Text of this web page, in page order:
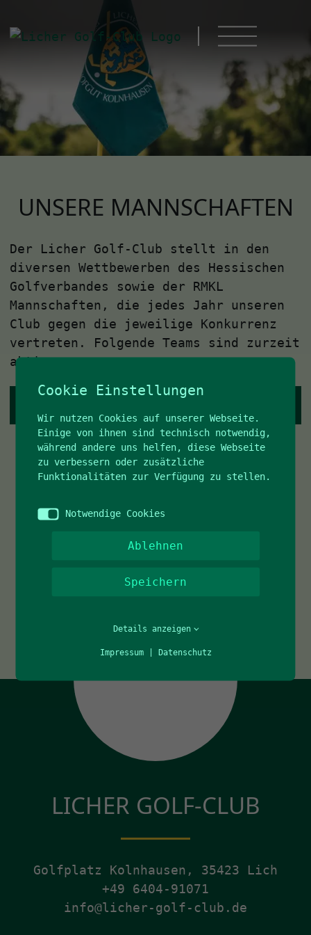
UNSERE MANNSCHAFTEN
Der Licher Golf-Club stellt in den
diversen Wettbewerben des Hessischen
Golfverbandes sowie der RMKL
Mannschaften, die jedes Jahr unseren
Club gegen die jeweilige Konkurrenz
vertreten. Folgende Teams sind zurzeit
aktiv:
LICHER GOLF-CLUB
Golfplatz Kolnhausen, 35423 Lich
+49 6404-91071
info@licher-golf-club.de
Cookie Einstellungen
Wir nutzen Cookies auf unserer Webseite.
Einige von ihnen sind technisch notwendig,
während andere uns helfen, diese Webseite
zu verbessern oder zusätzliche
Funktionalitäten zur Verfügung zu stellen.
Notwendige Cookies
Ablehnen
Speichern
Details anzeigen
Impressum| Datenschutz